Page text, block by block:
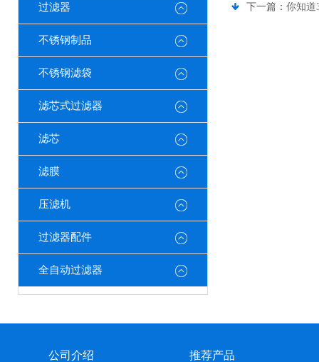
过滤器
不锈钢制品
不锈钢滤袋
滤芯式过滤器
滤芯
滤膜
压滤机
过滤器配件
全自动过滤器
下一篇： 你知道
公司介绍 推荐产品